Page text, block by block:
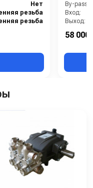
Нет
резьба
резьба
By-pass:
Вход:
Выход:
58 000